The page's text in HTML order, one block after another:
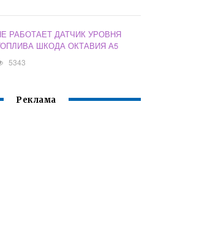
РАБОТАЕТ ДАТЧИК УРОВНЯ
ШКОДА ОКТАВИЯ А5
5343
Реклама